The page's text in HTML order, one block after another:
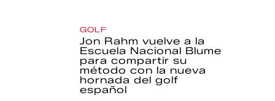
GOLF
Jon Rahm vuelve a la
Escuela Nacional Blume
para compartir su
método con la nueva
hornada del golf
español